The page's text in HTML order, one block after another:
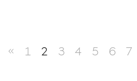
≪ 1 2 3 4 5 6 7